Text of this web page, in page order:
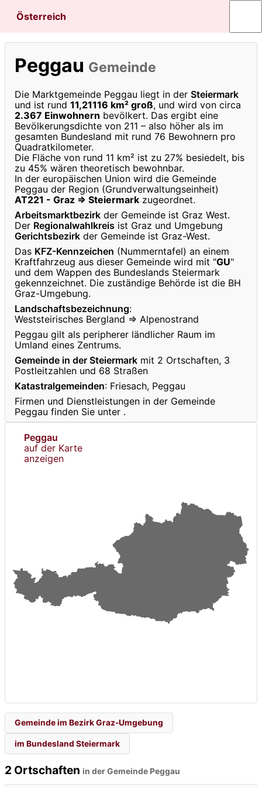
Österreich
Peggau Gemeinde
Die Marktgemeinde Peggau liegt in der Steiermark
und ist rund 11,21116 km² groß, und wird von circa
2.367 Einwohnern bevölkert. Das ergibt eine
Bevölkerungsdichte von 211 – also höher als im
gesamten Bundesland mit rund 76 Bewohnern pro
Quadratkilometer.
Die Fläche von rund 11 km² ist zu 27% besiedelt, bis
zu 45% wären theoretisch bewohnbar.
In der europäischen Union wird die Gemeinde
Peggau der Region (Grundverwaltungseinheit)
AT221 - Graz ⇒ Steiermark zugeordnet.
Arbeitsmarktbezirk der Gemeinde ist Graz West.
Der Regionalwahlkreis ist Graz und Umgebung
Gerichtsbezirk der Gemeinde ist Graz-West.
Das KFZ-Kennzeichen (Nummerntafel) an einem
Kraftfahrzeug aus dieser Gemeinde wird mit "GU"
und dem Wappen des Bundeslands Steiermark
gekennzeichnet. Die zuständige Behörde ist die BH
Graz-Umgebung.
Landschaftsbezeichnung:
Weststeirisches Bergland ⇒ Alpenostrand
Peggau gilt als peripherer ländlicher Raum im
Umland eines Zentrums.
Gemeinde in der Steiermark mit 2 Ortschaften, 3
Postleitzahlen und 68 Straßen
Katastralgemeinden: Friesach, Peggau
Firmen und Dienstleistungen in der Gemeinde
Peggau finden Sie unter .
Peggau
auf der Karte
anzeigen
Gemeinde im Bezirk Graz-Umgebung
im Bundesland Steiermark
2 Ortschaften in der Gemeinde Peggau